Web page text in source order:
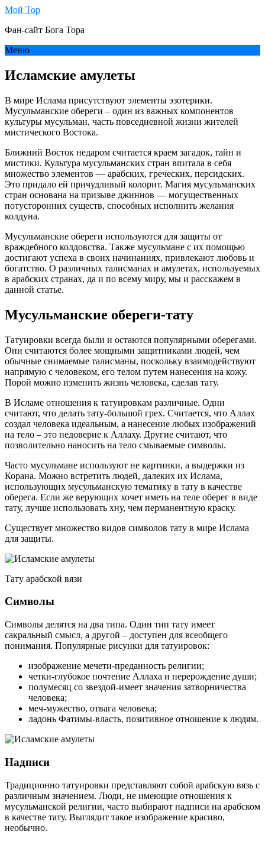
Мой Тор
Фан-сайт Бога Тора
Меню
Исламские амулеты
В мире Ислама присутствуют элементы эзотерики.
Мусульманские обереги – один из важных компонентов
культуры мусульман, часть повседневной жизни жителей
мистического Востока.
Ближний Восток недаром считается краем загадок, тайн и
мистики. Культура мусульманских стран впитала в себя
множество элементов ― арабских, греческих, персидских.
Это придало ей причудливый колорит. Магия мусульманских
стран основана на призыве джиннов ― могущественных
потусторонних существ, способных исполнить желания
колдуна.
Мусульманские обереги используются для защиты от
враждебного колдовства. Также мусульмане с их помощью
достигают успеха в своих начинаниях, привлекают любовь и
богатство. О различных талисманах и амулетах, используемых
в арабских странах, да и по всему миру, мы и расскажем в
данной статье.
Мусульманские обереги-тату
Татуировки всегда были и остаются популярными оберегами.
Они считаются более мощными защитниками людей, чем
обычные снимаемые талисманы, поскольку взаимодействуют
напрямую с человеком, его телом путем нанесения на кожу.
Порой можно изменить жизнь человека, сделав тату.
В Исламе отношения к татуировкам различные. Одни
считают, что делать тату-большой грех. Считается, что Аллах
создал человека идеальным, а нанесение любых изображений
на тело – это недоверие к Аллаху. Другие считают, что
позволительно наносить на тело смываемые символы.
Часто мусульмане используют не картинки, а выдержки из
Корана. Можно встретить людей, далеких их Ислама,
использующих мусульманскую тематику в тату в качестве
оберега. Если же верующих хочет иметь на теле оберег в виде
тату, лучше использовать хну, чем перманентную краску.
Существует множество видов символов тату в мире Ислама
для защиты.
Тату арабской вязи
Символы
Символы делятся на два типа. Один тип тату имеет
сакральный смысл, а другой – доступен для всеобщего
понимания. Популярные рисунки для татуировок:
изображение мечети-преданность религии;
четки-глубокое почтение Аллаха и перерождение души;
полумесяц со звездой-имеет значения затворничества
человека;
меч-мужество, отвага человека;
ладонь Фатимы-власть, позитивное отношение к людям.
Надписи
Традиционно татуировки представляют собой арабскую вязь с
различным значением. Люди, не имеющие отношения к
мусульманской религии, часто выбирают надписи на арабском
в качестве тату. Выглядит такое изображение красиво,
необычно.